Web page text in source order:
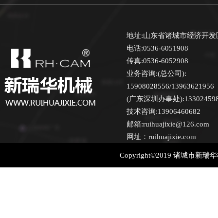
地址:山东省诸城市经济开
电话:0536-6051908
传真:0536-6052908
业务咨询:(总公司):
15908028556/13963621956
(广东深圳办事处
技术咨询:13906460682
邮箱:ruihuajixie@126.com
网址：ruihuajixie.com
Copyright©2019 诸城市新瑞